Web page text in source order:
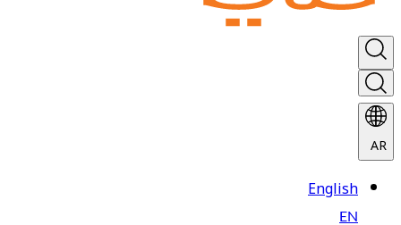
AR
English
EN